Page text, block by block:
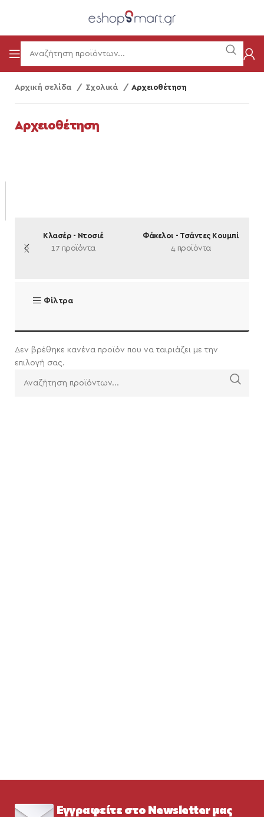
Αρχική σελίδα Σχολικά Αρχειοθέτηση
Αρχειοθέτηση
Κλασέρ - Ντοσιέ
17 προϊόντα
Φάκελοι - Τσάντες Κουμπί
4 προϊόντα
Φίλτρα
Δεν βρέθηκε κανένα προϊόν που να ταιριάζει με την
επιλογή σας.
Εγγραφείτε στο Newsletter μας